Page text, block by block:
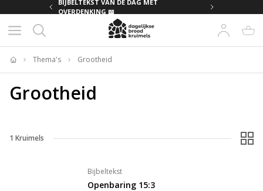
BIJBELTEKST VAN DE DAG MET
OVERDENKING 📖
Home
Thema's Grootheid
Grootheid
1 Kruimels
Bijbeltekst
Openbaring 15:3